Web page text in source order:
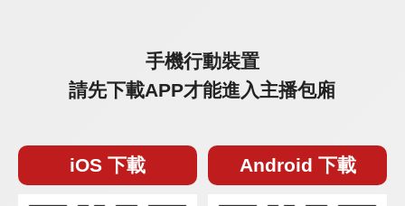
手機行動裝置
請先下載APP才能進入主播包廂
iOS 下載 Android 下載